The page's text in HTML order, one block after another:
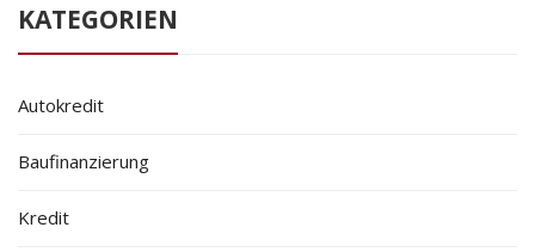
KATEGORIEN
Autokredit
Baufinanzierung
Kredit